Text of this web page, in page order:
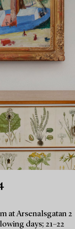
at Arsenalsgatan 2
days; 21–22